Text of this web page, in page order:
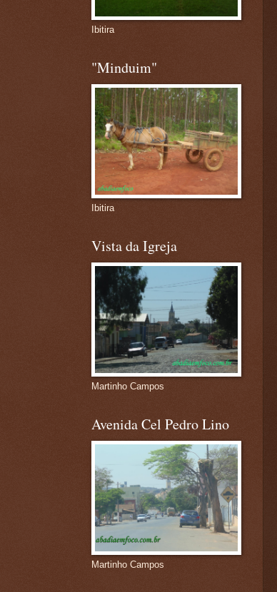
Ibitira
"Minduim"
Ibitira
Vista da Igreja
Martinho Campos
Avenida Cel Pedro Lino
Martinho Campos